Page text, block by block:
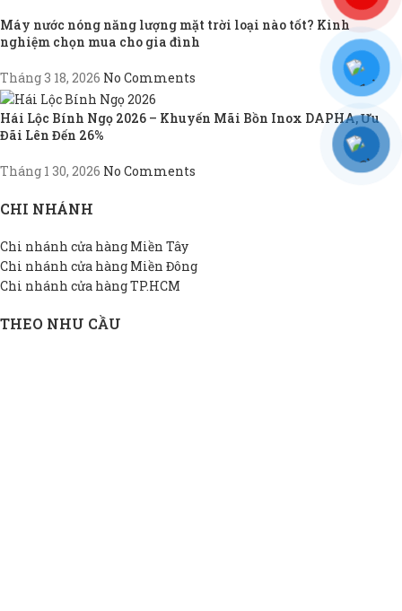
Máy nước nóng năng lượng mặt trời loại nào tốt? Kinh
nghiệm chọn mua cho gia đình
Tháng 3 18, 2026 No Comments
Hái Lộc Bính Ngọ 2026 – Khuyến Mãi Bồn Inox DAPHA, Ưu
Đãi Lên Đến 26%
Tháng 1 30, 2026 No Comments
CHI NHÁNH
Chi nhánh cửa hàng Miền Tây
Chi nhánh cửa hàng Miền Đông
Chi nhánh cửa hàng TP.HCM
THEO NHU CẦU